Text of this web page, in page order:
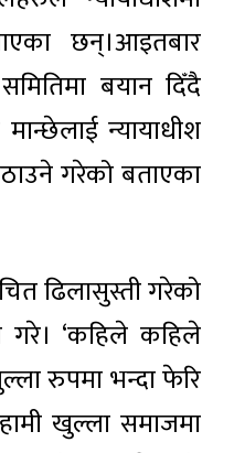
छन्।आइतबार
बयान दिँदै
न्यायाधीश
गरेको बताएका
ढिलासुस्ती गरेको
‘कहिले कहिले
रुपमा भन्दा फेरि
खुल्ला समाजमा